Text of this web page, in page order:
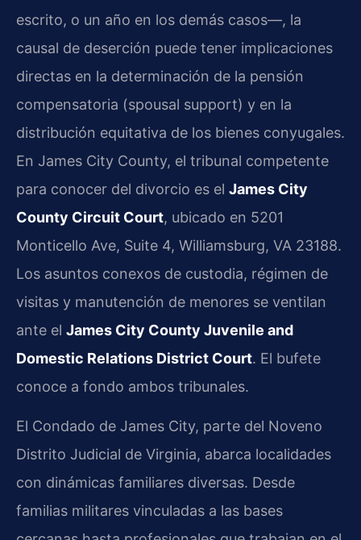
escrito, o un año en los demás casos—, la
causal de deserción puede tener implicaciones
directas en la determinación de la pensión
compensatoria (spousal support) y en la
distribución equitativa de los bienes conyugales.
En James City County, el tribunal competente
para conocer del divorcio es el James City
County Circuit Court, ubicado en 5201
Monticello Ave, Suite 4, Williamsburg, VA 23188.
Los asuntos conexos de custodia, régimen de
visitas y manutención de menores se ventilan
ante el James City County Juvenile and
Domestic Relations District Court. El bufete
conoce a fondo ambos tribunales.
El Condado de James City, parte del Noveno
Distrito Judicial de Virginia, abarca localidades
con dinámicas familiares diversas. Desde
familias militares vinculadas a las bases